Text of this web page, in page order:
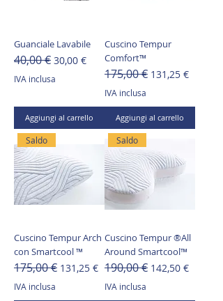
Guanciale Lavabile
Prezzo regolare
40,00 € Prezzo scontato
30,00 €
IVA inclusa
Aggiungi al carrello
Cuscino Tempur
Comfort™
Prezzo regolare
175,00 € Prezzo scontato
131,25 €
IVA inclusa
Aggiungi al carrello
Saldo
Cuscino Tempur Arch
con Smartcool ™
Prezzo regolare
175,00 € Prezzo scontato
131,25 €
IVA inclusa
Saldo
Cuscino Tempur ®All
Around Smartcool™
Prezzo regolare
190,00 € Prezzo scontato
142,50 €
IVA inclusa